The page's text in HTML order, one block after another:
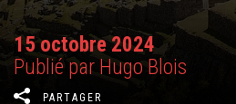
15 octobre 2024
Publié par Hugo Blois
PARTAGER